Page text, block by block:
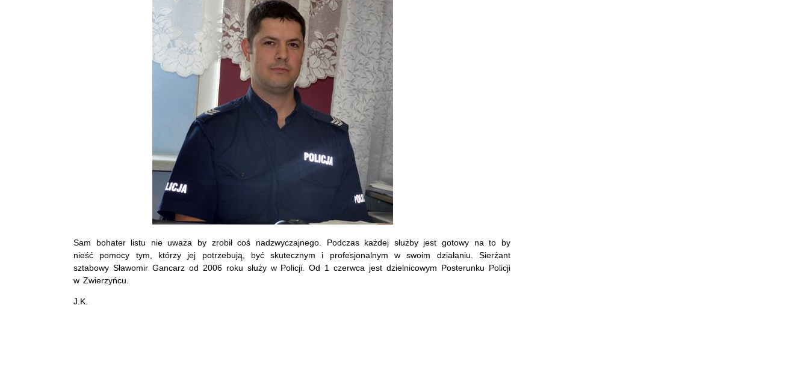
Sam bohater listu nie uważa by zrobił coś nadzwyczajnego. Podczas każdej służby jest gotowy na to by
nieść pomocy tym, którzy jej potrzebują, być skutecznym i profesjonalnym w swoim działaniu. Sierżant
sztabowy Sławomir Gancarz od 2006 roku służy w Policji. Od 1 czerwca jest dzielnicowym Posterunku Policji
w Zwierzyńcu.
J.K.